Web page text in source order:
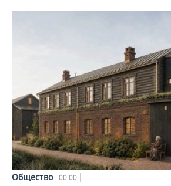
Общество 00:00